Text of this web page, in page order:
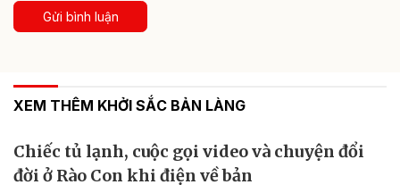
Gửi bình luận
XEM THÊM KHỞI SẮC BẢN LÀNG
Chiếc tủ lạnh, cuộc gọi video và chuyện đổi
đời ở Rào Con khi điện về bản